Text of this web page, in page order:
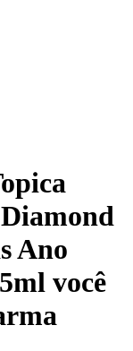
Ano
você